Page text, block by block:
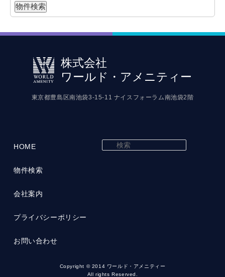
株式会社
ワールド・アメニティー
東京都豊島区南池袋3-15-11 ナイスフォーラム南池袋2階
HOME
物件検索
会社案内
プライバシーポリシー
お問い合わせ
Copyright © 2014 ワールド・アメニティー
All rights Reserved.